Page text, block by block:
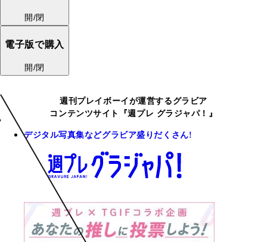
開/閉
電子版で購入
開/閉
週刊プレイボーイが運営するグラビア
コンテンツサイト『週プレ グラジャパ！』
デジタル写真集などグラビア盛りだくさん!